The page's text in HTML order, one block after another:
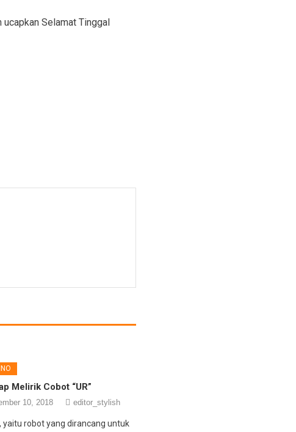
Selamat Tinggal
Melirik Cobot “UR”
10, 2018 editor_stylish
yaitu robot yang dirancang untuk